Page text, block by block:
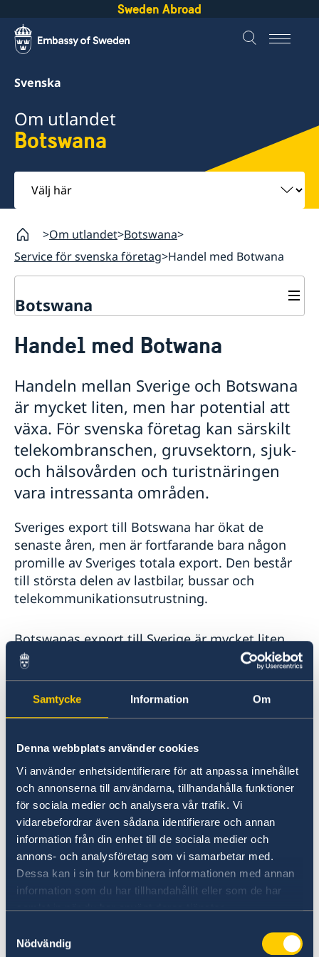
Samtycke Information Om
Denna webbplats använder cookies
Vi använder enhetsidentifierare för att anpassa innehållet
och annonserna till användarna, tillhandahålla funktioner
för sociala medier och analysera vår trafik. Vi
vidarebefordrar även sådana identifierare och annan
information från din enhet till de sociala medier och
annons- och analysföretag som vi samarbetar med.
Dessa kan i sin tur kombinera informationen med annan
information som du har tillhandahållit eller som de har
samlat in när du har använt deras tjänster.
Nödvändig
Sweden Abroad
Svenska
Om utlandet
Botswana
Välj
här
Om utlandet Botswana
Service för svenska företag Handel med Botwana
Botswana
Hjälp till svenskar i Botswana
Pass utomlands
Förnyelse av pass för vuxna
Förnyelse av pass för barn under 18 år
Samordningsnummer
Nationellt id-kort
Provisoriskt pass
Ansökan om pass för barn under 18 år
Botsanansk-Svensk Vänförening
Hjälp kring medborgarskap
Akut hjälp
Ambassadens reseinformation
Aktuella händelser
Allmänna säkerhetsläget
Terrorism
Naturförhållanden och katastrofer
In- och utresebestämmelser
Hälso- och sjukvård
Kriminalitet och personlig säkerhet
Trafiksäkerhet
Resa i landet
Om Botswana
Inför resan
Service för svenska företag
Business Sweden
Handel med Botwana
Handel med Botwana
Handeln mellan Sverige och Botswana
är mycket liten, men har potential att
växa. För svenska företag kan särskilt
telekombranschen, gruvsektorn, sjuk-
och hälsovården och turistnäringen
vara intressanta områden.
Sveriges export till Botswana har ökat de
senaste åren, men är fortfarande bara någon
promille av Sveriges totala export. Den består
till största delen av lastbilar, bussar och
telekommunikationsutrustning.
Botswanas export till Sverige är mycket liten
och består framför allt av olika
tillverkningsprodukter.
Några stora företag, bland andra Volvo, Scania,
i Botswana.
Den inhemska botswanska marknaden är bara
1,8 miljoner invånare, men det kan i viss mån
uppvägas av Botswanas medlemsskap i SACU,
Southern African Customs Union. SACU ger
möjlighet till tullfri handel med alla SACU-
länder (utöver Botswana även Sydafrika,
Namibia, Swaziland och Lesotho), en marknad
med drygt 55 miljoner invånare.